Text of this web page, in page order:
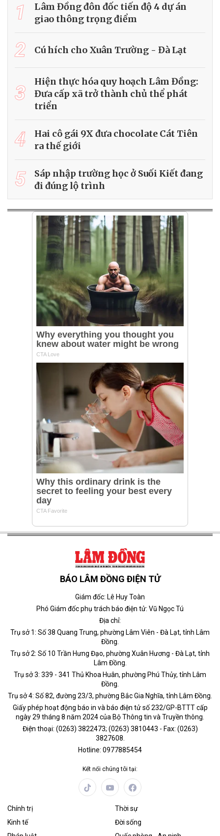
1
Lâm Đồng đôn đốc tiến độ 4 dự án
giao thông trọng điểm
2 Cú hích cho Xuân Trường - Đà Lạt
3
Hiện thực hóa quy hoạch Lâm Đồng:
Đưa cấp xã trở thành chủ thể phát
triển
4
Hai cô gái 9X đưa chocolate Cát Tiên
ra thế giới
5
Sáp nhập trường học ở Suối Kiết đang
đi đúng lộ trình
BÁO LÂM ĐỒNG ĐIỆN TỬ
Giám đốc: Lê Huy Toàn
Phó Giám đốc phụ trách báo điện tử: Vũ Ngọc Tú
Địa chỉ:
Trụ sở 1: Số 38 Quang Trung, phường Lâm Viên - Đà Lạt, tỉnh Lâm
Đồng.
Trụ sở 2: Số 10 Trần Hưng Đạo, phường Xuân Hương - Đà Lạt, tỉnh
Lâm Đồng.
Trụ sở 3: 339 - 341 Thủ Khoa Huân, phường Phú Thủy, tỉnh Lâm
Đồng.
Trụ sở 4: Số 82, đường 23/3, phường Bắc Gia Nghĩa, tỉnh Lâm Đồng.
Giấy phép hoạt động báo in và báo điện tử số 232/GP-BTTT cấp
ngày 29 tháng 8 năm 2024 của Bộ Thông tin và Truyền thông.
Điện thoại: (0263) 3822473; (0263) 3810443 - Fax: (0263)
3827608.
Hotline: 0977885454
Kết nối chúng tôi tại:
Chính trị
Thời sự
Kinh tế
Đời sống